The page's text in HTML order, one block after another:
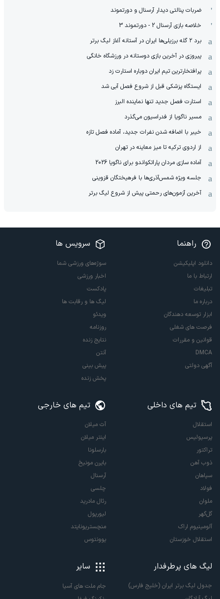
ضربات پنالتی دیدار آرسنال و دورتموند
خلاصه بازی آرسنال 2 - دورتموند 3
برد ۲ گله برزیلی‌ها ایران در آستانه آغاز لیگ برتر
پیروزی در آخرین بازی دوستانه در ورزشگاه خانگی
پرافتخارترین تیم ایران دوباره استارت زد
ایستگاه پزشکی قبل از شروع فصل آبی شد
استارت فصل جدید تنها نماینده البرز
مسیر ناگویا از فدراسیون می‌گذرد
خیبر با اضافه شدن نفرات جدید، آماده فصل تازه
از اردوی ترکیه تا میز معاینه در تهران
آماده سازی مردان پاراتکواندو برای ناگویا 2026
جلسه ویژه شمس‌آذر‌ی‌ها با فرهیختگان قزوینی
آخرین آزمون‌های رحمتی پیش از شروع لیگ برتر
راهنما
دانلود اپلیکیشن
ارتباط با ما
تبلیغات
درباره ما
ابزار توسعه دهندگان
فرصت های شغلی
قوانین و مقررات
DMCA
آگهی دولتی
سرویس ها
سوژه‌های ورزشی شما
اخبار ورزشی
پادکست
لیگ ها و رقابت ها
ویدئو
روزنامه
نتایج زنده
آنتن
پیش بینی
پخش زنده
تیم های داخلی
استقلال
پرسپولیس
تراکتور
ذوب آهن
سپاهان
فولاد
ملوان
گل‌گهر
آلومینیوم اراک
استقلال خوزستان
تیم های خارجی
آث میلان
اینتر میلان
بارسلونا
بایرن مونیخ
آرسنال
چلسی
رئال مادرید
لیورپول
منچستریونایتد
یوونتوس
لیگ های پرطرفدار
جدول لیگ برتر ایران (خلیج فارس)
سایر
جام ملت های آسیا